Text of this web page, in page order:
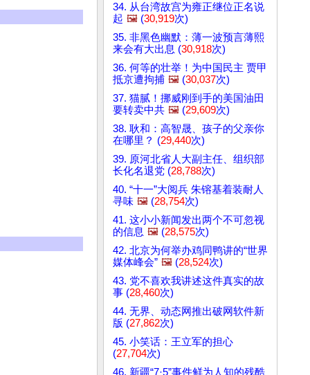
34. 从台湾故宫为雍正继位正名说
起 🖼️ (30,919次)
35. 非黑色幽默：薄一波预言薄熙
来会有大出息 (30,918次)
36. 何等的壮举！为中国民主 贾甲
抵京遭拘捕 🖼️ (30,037次)
37. 猫腻！挪威刚到手的美国油田
要转卖中共 🖼️ (29,609次)
38. 耿和：高智晟、孩子的父亲你
在哪里？ (29,440次)
39. 原河北省人大副主任、组织部
长化名退党 (28,788次)
40. “十一”大阅兵 朱镕基着装耐人
寻味 🖼️ (28,754次)
41. 这小小新闻发出两个不可忽视
的信息 🖼️ (28,575次)
42. 北京为何举办鸡同鸭讲的“世界
媒体峰会” 🖼️ (28,524次)
43. 党不喜欢我讲述这件真实的故
事 (28,460次)
44. 无界、动态网推出破网软件新
版 (27,862次)
45. 小笑话：王立军的担心
(27,704次)
46. 新疆“7·5”事件鲜为人知的残酷